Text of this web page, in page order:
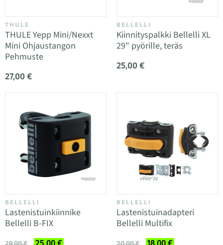
THULE
THULE Yepp Mini/Nexxt
Mini Ohjaustangon
Pehmuste
27,00 €
BELLELLI
Kiinnityspalkki Bellelli XL
29" pyörille, teräs
25,00 €
BELLELLI
Lastenistuinkiinnike
Bellelli B-FIX
BELLELLI
Lastenistuinadapteri
Bellelli Multifix